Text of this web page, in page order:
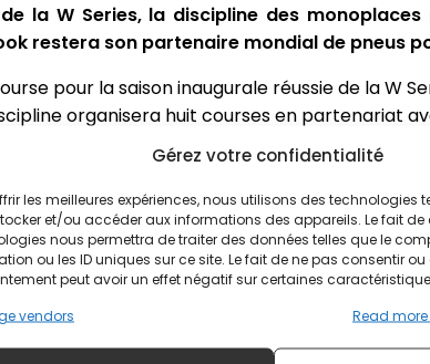
Gérez votre confidentialité
les meilleures expériences, nous utilisons des technologies
et/ou accéder aux informations des appareils. Le fait de
nous permettra de traiter des données telles que le
ou les ID uniques sur ce site. Le fait de ne pas consentir ou
peut avoir un effet négatif sur certaines
vendors
Read
la W Series, la discipline des
restera son partenaire mondial de pneus
pour la saison inaugurale réussie de la W
organisera huit courses en partenariat
juin.
Hankook
dans le sport automobile en tant que
fournira au championnat une assistance
des pneus slick Ventus Race F200 sur sol
En outre, les ingénieurs et les